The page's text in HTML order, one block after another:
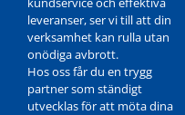
leveranser, ser vi till att din
verksamhet kan rulla utan
onödiga avbrott.
Hos oss får du en trygg
partner som ständigt
utvecklas för att möta dina